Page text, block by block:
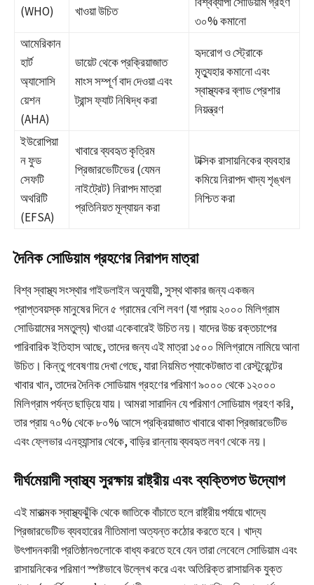
(WHO)
খাওয়া উচিত
৩০% কমানো
আমেরিকান
হার্ট
অ্যাসোসি
য়েশন
(AHA)
ডায়েট থেকে প্রক্রিয়াজাত
মাংস সম্পূর্ণ বাদ দেওয়া এবং
ট্রান্স ফ্যাট নিষিদ্ধ করা
হৃদরোগ ও স্ট্রোকে
মৃত্যুহার কমানো এবং
স্বাস্থ্যকর ব্লাড প্রেশার
নিয়ন্ত্রণ
ইউরোপিয়া
ন ফুড
সেফটি
অথরিটি
(EFSA)
খাবারে ব্যবহৃত কৃত্রিম
প্রিজারভেটিভের (যেমন
নাইট্রেট) নিরাপদ মাত্রা
প্রতিনিয়ত মূল্যায়ন করা
টক্সিক রাসায়নিকের ব্যবহার
কমিয়ে নিরাপদ খাদ্য শৃঙ্খল
নিশ্চিত করা
দৈনিক সোডিয়াম গ্রহণের নিরাপদ মাত্রা
বিশ্ব স্বাস্থ্য সংস্থার গাইডলাইন অনুযায়ী, সুস্থ থাকার জন্য একজন
প্রাপ্তবয়স্ক মানুষের দিনে ৫ গ্রামের বেশি লবণ (যা প্রায় ২০০০ মিলিগ্রাম
সোডিয়ামের সমতুল্য) খাওয়া একেবারেই উচিত নয়। যাদের উচ্চ রক্তচাপের
পারিবারিক ইতিহাস আছে, তাদের জন্য এই মাত্রা ১৫০০ মিলিগ্রামে নামিয়ে আনা
উচিত। কিন্তু গবেষণায় দেখা গেছে, যারা নিয়মিত প্যাকেটজাত বা রেস্টুরেন্টের
খাবার খান, তাদের দৈনিক সোডিয়াম গ্রহণের পরিমাণ ৯০০০ থেকে ১২০০০
মিলিগ্রাম পর্যন্ত ছাড়িয়ে যায়। আমরা সারাদিন যে পরিমাণ সোডিয়াম গ্রহণ করি,
তার প্রায় ৭০% থেকে ৮০% আসে প্রক্রিয়াজাত খাবারে থাকা প্রিজারভেটিভ
এবং ফ্লেভার এনহ্যান্সার থেকে, বাড়ির রান্নায় ব্যবহৃত লবণ থেকে নয়।
দীর্ঘমেয়াদী স্বাস্থ্য সুরক্ষায় রাষ্ট্রীয় এবং ব্যক্তিগত উদ্যোগ
এই মারাত্মক স্বাস্থ্যঝুঁকি থেকে জাতিকে বাঁচাতে হলে রাষ্ট্রীয় পর্যায়ে খাদ্যে
প্রিজারভেটিভ ব্যবহারের নীতিমালা অত্যন্ত কঠোর করতে হবে। খাদ্য
উৎপাদনকারী প্রতিষ্ঠানগুলোকে বাধ্য করতে হবে যেন তারা লেবেলে সোডিয়াম এবং
রাসায়নিকের পরিমাণ স্পষ্টভাবে উল্লেখ করে এবং অতিরিক্ত রাসায়নিক যুক্ত